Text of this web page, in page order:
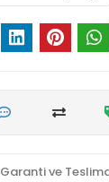
Garanti ve